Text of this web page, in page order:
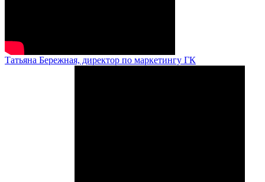
Татьяна Бережная, директор по маркетингу ГК